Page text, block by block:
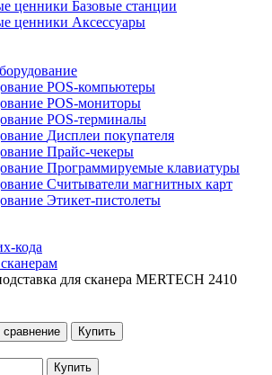
Базовые станции
Аксессуары
POS-компьютеры
POS-мониторы
POS-терминалы
Дисплеи покупателя
Прайс-чекеры
Программируемые клавиатуры
Считыватели магнитных карт
Этикет-пистолеты
кода
для сканера MERTECH 2410
Купить
Купить